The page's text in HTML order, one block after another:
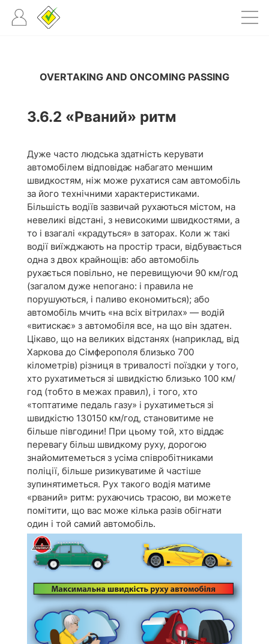
OVERTAKING AND ONCOMING PASSING
3.6.2 «Рваний» ритм
Дуже часто людська здатність керувати
автомобілем відповідає набагато меншим
швидкостям, ніж може рухатися сам автомобіль
за його технічними характеристиками.
Більшість водіїв зазвичай рухаються містом, на
невеликі відстані, з невисокими швидкостями, а
то і взагалі «крадуться» в заторах. Коли ж такі
водії виїжджають на простір траси, відбувається
одна з двох крайнощів: або автомобіль
рухається повільно, не перевищуючи 90 км/год
(загалом дуже непогано: і правила не
порушуються, і паливо економиться); або
автомобіль мчить «на всіх вітрилах» — водій
«витискає» з автомобіля все, на що він здатен.
Цікаво, що на великих відстанях (наприклад, від
Харкова до Сімферополя близько 700
кілометрів) різниця в тривалості поїздки у того,
хто рухатиметься зі швидкістю близько 100 км/
год (тобто в межах правил), і того, хто
«топтатиме педаль газу» і рухатиметься зі
швидкістю 130150 км/год, становитиме не
більше півгодини! При цьому той, хто віддає
перевагу більш швидкому руху, дорогою
знайомитеметься з усіма співробітниками
поліції, більше ризикуватиме й частіше
зупинятиметься. Рух такого водія матиме
«рваний» ритм: рухаючись трасою, ви можете
помітити, що вас може кілька разів обігнати
один і той самий автомобіль.